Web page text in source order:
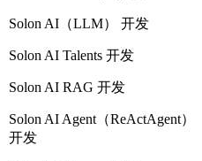
Solon AI（LLM） 开发
Solon AI Talents 开发
Solon AI RAG 开发
Solon AI Agent（ReActAgent）
开发